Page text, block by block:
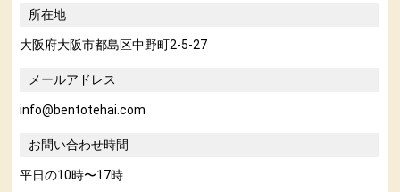
所在地
大阪府大阪市都島区中野町2-5-27
メールアドレス
info@bentotehai.com
お問い合わせ時間
平日の10時〜17時